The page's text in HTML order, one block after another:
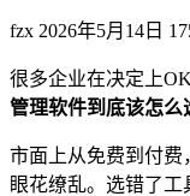
fzx 2026年5月14日
很多企业在决定上
管理软件到底该怎么
市面上从免费到付费
眼花缭乱。选错了